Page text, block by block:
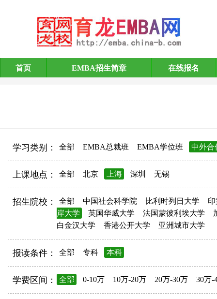
EMBA招生简章
首页 EMBA招生简章 在线报名
学习类别： 全部 EMBA总裁班 EMBA学位班 中外合
上课地点： 全部 北京 上海 深圳 无锡
招生院校： 全部 中国社会科学院 比利时列日大学
岸大学
英国华威大学 法国蒙彼利埃大学
白金汉大学
香港公开大学 亚洲城市大学
报读条件： 全部 专科 本科
学费区间： 全部 0-10万 10万-20万 20万-30万 30万-